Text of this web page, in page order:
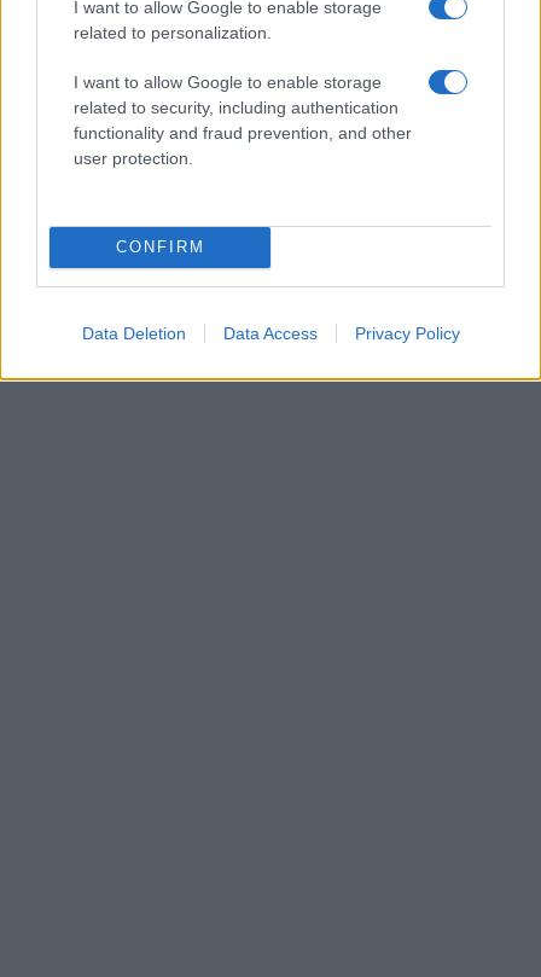
I want to allow Google to enable storage
related to personalization.
I want to allow Google to enable storage
related to security, including authentication
functionality and fraud prevention, and other
user protection.
CONFIRM
Data Deletion Data Access Privacy Policy